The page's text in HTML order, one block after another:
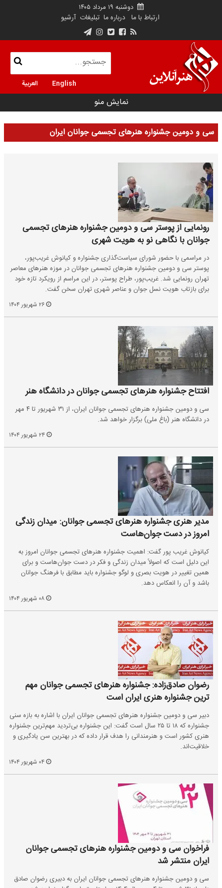
دوشنبه ۱۹ مرداد ۱۴۰۵
ارتباط با ما درباره ما تبلیغات آرشیو
English العربية
نمایش منو
سی و دومین جشنواره هنرهای تجسمی جوانان ایران
رونمایی از پوستر سی و دومین جشنواره هنرهای تجسمی
جوانان با نگاهی نو به هویت شهری
در مراسمی با حضور شورای سیاست‌گذاری جشنواره و کیانوش غریب‌پور،
پوستر سی و دومین جشنواره هنرهای تجسمی جوانان در موزه هنرهای معاصر
تهران رونمایی شد. غریب‌پور، طراح پوستر، در این مراسم از رویکرد تازه خود
برای بازتاب هویت نسل جوان و عناصر شهری تهران سخن گفت.
افتتاح جشنواره هنرهای تجسمی جوانان در دانشگاه هنر
سی و دومین جشنواره هنرهای تجسمی جوانان ایران، از ٣١ شهریور تا ۴ مهر
در دانشگاه هنر (باغ ملی) برگزار خواهد شد.
مدیر هنری جشنواره هنرهای تجسمی جوانان: میدان زندگی
امروز در دست جوان‌هاست
کیانوش غریب پور گفت: اهمیت جشنواره هنرهای تجسمی جوانان امروز به
این دلیل است که اصولاً میدان زندگی و فکر در دست جوان‌هاست و برای
همین تغییر در هویت بصری و لوگو جشنواره باید مطابق با فرهنگ جوانان
باشد و آن را انعکاس دهد.
رضوان صادق‌زاده: جشنواره هنرهای تجسمی جوانان مهم
ترین جشنواره هنری ایران است
دبیر سی و دومین جشنواره هنرهای تجسمی جوانان ایران با اشاره به بازه سنی
جشنواره که ۱۸ تا ۲۵ سال است گفت: این جشنواره بی‌تردید مهم‌ترین جشنواره
هنری کشور است و هنرمندانی را هدف قرار داده که در بهترین سن یادگیری و
خلاقیت‌اند.
فراخوان سی و دومین جشنواره هنرهای تجسمی جوانان
ایران منتشر شد
سی و دومین جشنواره هنرهای تجسمی جوانان ایران به دبیری رضوان صادق